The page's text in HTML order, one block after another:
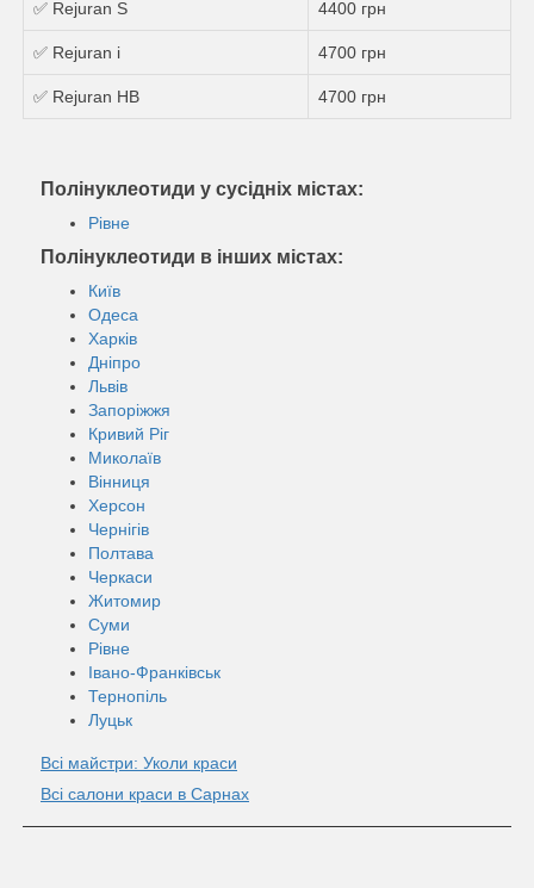
✅ Rejuran S 4400 грн
✅ Rejuran i 4700 грн
✅ Rejuran HB 4700 грн
Полінуклеотиди у сусідніх містах:
Рівне
Полінуклеотиди в інших містах:
Київ
Одеса
Харків
Дніпро
Львів
Запоріжжя
Кривий Ріг
Миколаїв
Вінниця
Херсон
Чернігів
Полтава
Черкаси
Житомир
Суми
Рівне
Івано-Франківськ
Тернопіль
Луцьк
Всі майстри: Уколи краси
Всі салони краси в Сарнах